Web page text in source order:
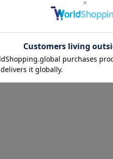
形良く軽くて着心地も良いです。
洗濯後アイロン無しで着れるのも